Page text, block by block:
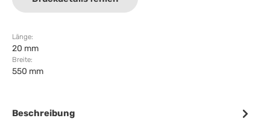
Länge:
20 mm
Breite:
550 mm
Beschreibung